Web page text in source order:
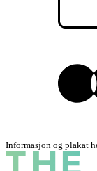
Informasjon og plakat